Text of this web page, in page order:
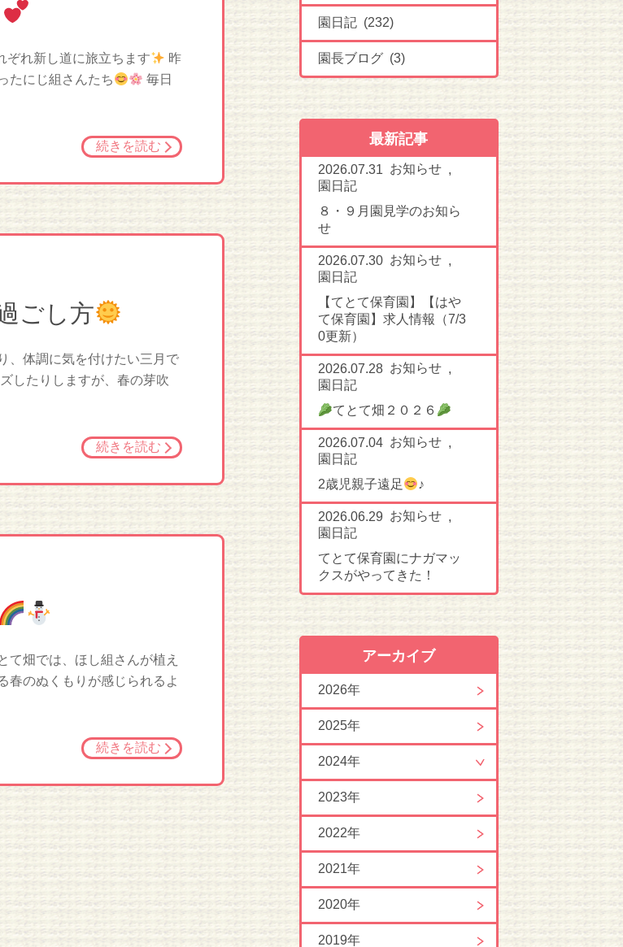
ぞれ新し道に旅立ちます
昨
たにじ組さんたち
毎日
続きを読む
ごし方
、体調に気を付けたい三月で
したりしますが、春の芽吹
続きを読む
て畑では、ほし組さんが植え
春のぬくもりが感じられるよ
続きを読む
園日記 (232)
園長ブログ (3)
最新記事
2026.07.31 お知らせ ,
園日記
８・９月園見学のお知ら
せ
2026.07.30 お知らせ ,
園日記
【てとて保育園】【はや
て保育園】求人情報（7/3
0更新）
2026.07.28 お知らせ ,
園日記
てとて畑２０２６
2026.07.04 お知らせ ,
園日記
2歳児親子遠足
♪
2026.06.29 お知らせ ,
園日記
てとて保育園にナガマッ
クスがやってきた！
アーカイブ
2026年
2025年
2024年
2023年
2022年
2021年
2020年
2019年